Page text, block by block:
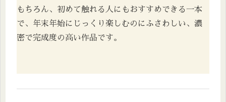
もちろん、初めて触れる人にもおすすめできる一本
で、年末年始にじっくり楽しむのにふさわしい、濃
密で完成度の高い作品です。